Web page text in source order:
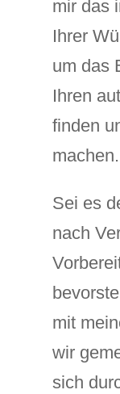
mir das
Ihrer
um das
Ihren
finden
machen.
Sei es
nach
mit
wir
sich